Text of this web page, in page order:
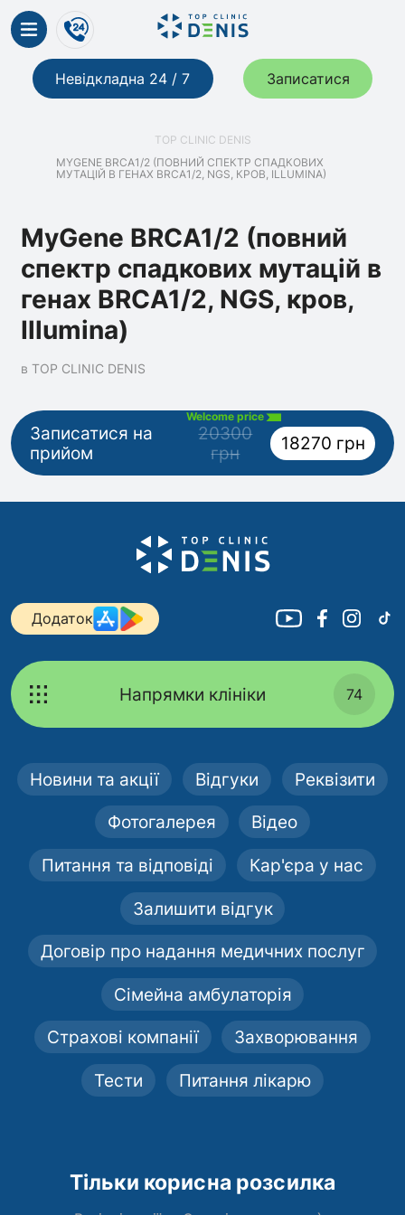
Невідкладна 24 / 7 Записатися
TOP CLINIC DENIS
MYGENE BRCA1/2 (ПОВНИЙ СПЕКТР СПАДКОВИХ
МУТАЦІЙ В ГЕНАХ BRCA1/2, NGS, КРОВ, ILLUMINA)
MyGene BRCA1/2 (повний
спектр спадкових мутацій в
генах BRCA1/2, NGS, кров,
Illumina)
в TOP CLINIC DENIS
Записатися на
прийом
Welcome price
20300
грн
18270 грн
Додаток
Напрямки клініки 74
Новини та акції Відгуки Реквізити
Фотогалерея Відео
Питання та відповіді Кар'єра у нас
Залишити відгук
Договір про надання медичних послуг
Сімейна амбулаторія
Страхові компанії Захворювання
Тести Питання лікарю
Тільки корисна розсилка